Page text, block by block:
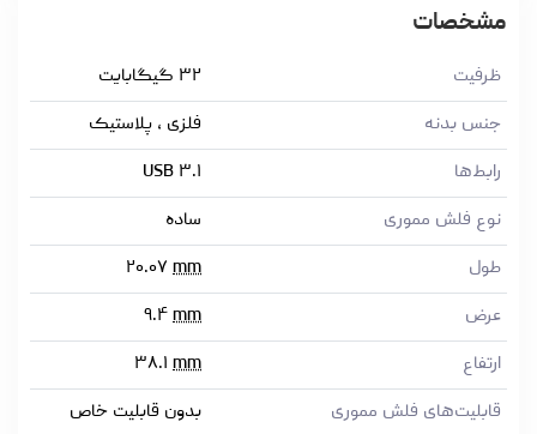
مشخصات
ظرفیت
۳۲ گیگابایت
جنس بدنه
فلزی , پلاستیک
رابط‌ها
USB ۳.۱
نوع فلش مموری
ساده
طول
۲۰.۰۷ mm
عرض
۹.۴ mm
ارتفاع
۳۸.۱ mm
قابلیت‌های فلش مموری
بدون قابلیت خاص